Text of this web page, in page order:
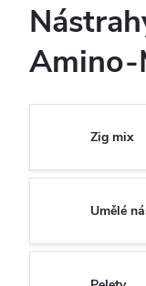
Amino-
Zig mix
Umělé